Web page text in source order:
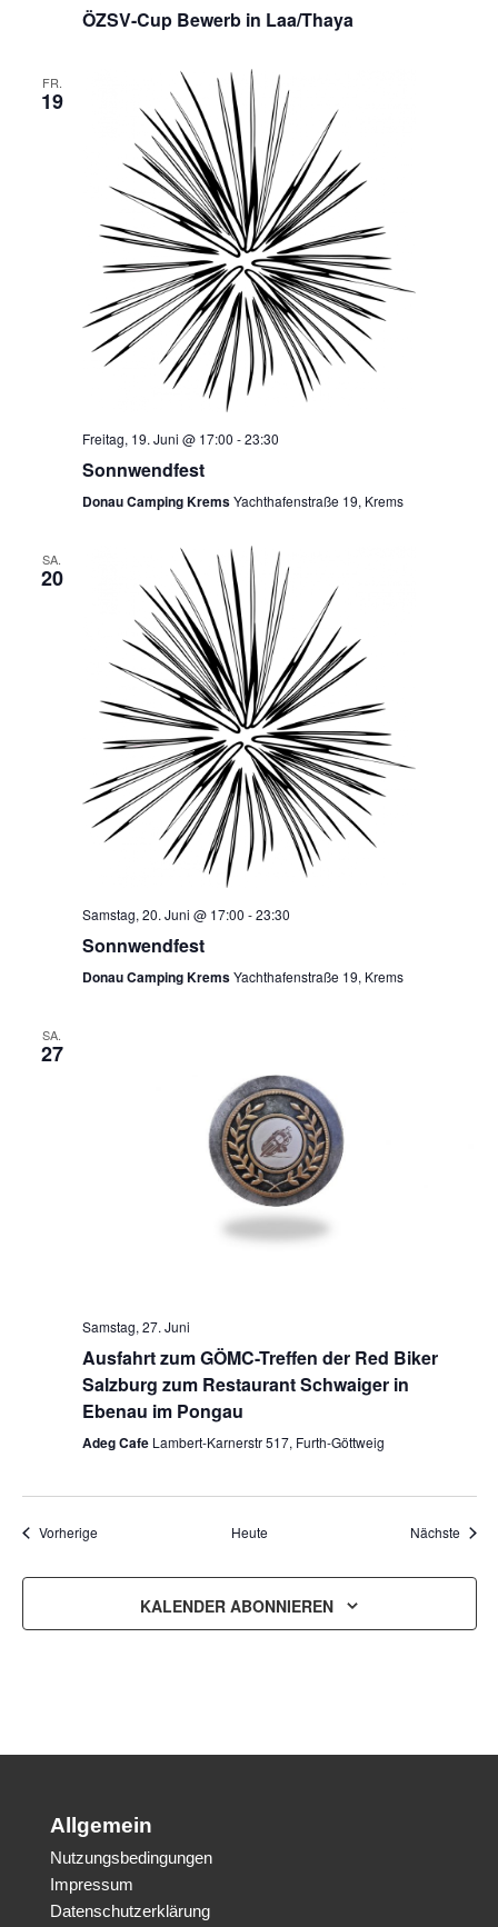
ÖZSV-Cup Bewerb in Laa/Thaya
FR.
19
Freitag, 19. Juni @ 17:00 -23:30
Sonnwendfest
Donau Camping KremsYachthafenstraße 19, Krems
SA.
20
Samstag, 20. Juni @ 17:00 -23:30
Sonnwendfest
Donau Camping KremsYachthafenstraße 19, Krems
SA.
27
Samstag, 27. Juni
Ausfahrt zum GÖMC-Treffen der Red Biker
Salzburg zum Restaurant Schwaiger in
Ebenau im Pongau
Adeg Cafe Lambert-Karnerstr 517, Furth-Göttweig
VorherigeVeranstaltungen Heute Nächste
KALENDER ABONNIEREN
Allgemein
Nutzungsbedingungen
Impressum
Datenschutzerklärung